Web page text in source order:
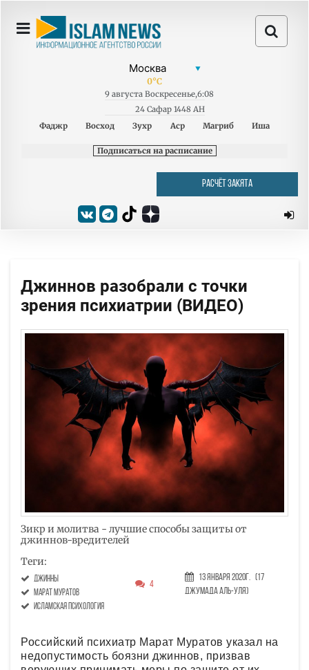
0°C
9 августа Воскресенье,6:08
24 Сафар 1448 AH
Фаджр
Восход Зухр Аср Магриб Иша
Подписаться на расписание
РАСЧЁТ ЗАКЯТА
Джиннов разобрали с точки
зрения психиатрии (ВИДЕО)
Зикр и молитва - лучшие способы защиты от
джиннов-вредителей
Теги:
джинны
Марат Муратов
исламская психология
4
13 Января 2020г.
(17
Джумада аль-уля)
Российский психиатр Марат Муратов указал на
недопустимость боязни джиннов, призвав